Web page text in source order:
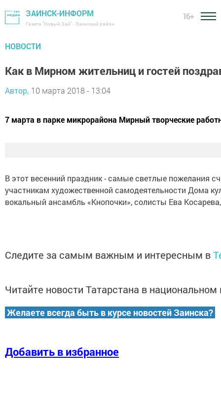
ЗАИНСК-ИНФОРМ
Газета "Новый Зай" - Заинский район
16+
НОВОСТИ
Как в Мирном жительниц и гостей
Автор, 10 марта 2018 - 13:04
7 марта в парке микрорайона Мирный творческие
В этот весенний праздник - самые светлые пожелания
участникам художественной самодеятельности Дома
вокальный ансамбль «Кнопочки», солисты Ева
Следите за самым важным и интересным в
Читайте новости Татарстана в
Желаете всегда быть в курсе новостей Заинска?
Добавить в избранное